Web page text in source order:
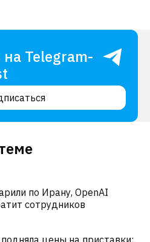
Telegram-
по Ирану, OpenAI
сотрудников
цены на приставки: